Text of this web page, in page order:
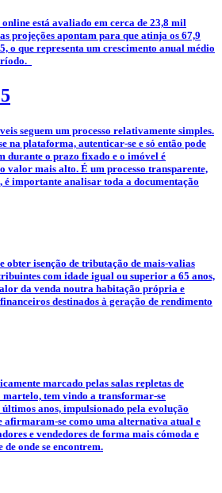
está avaliado em cerca de 23,8 mil
projeções apontam para que atinja os 67,9
o que representa um crescimento anual médio
seguem um processo relativamente simples.
na plataforma, autenticar-se e só então pode
durante o prazo fixado e o imóvel é
valor mais alto. É um processo transparente,
é importante analisar toda a documentação
obter isenção de tributação de mais-valias
com idade igual ou superior a 65 anos,
da venda noutra habitação própria e
destinados à geração de rendimento
marcado pelas salas repletas de
martelo, tem vindo a transformar-se
anos, impulsionado pela evolução
afirmaram-se como uma alternativa atual e
e vendedores de forma mais cómoda e
de onde se encontrem.